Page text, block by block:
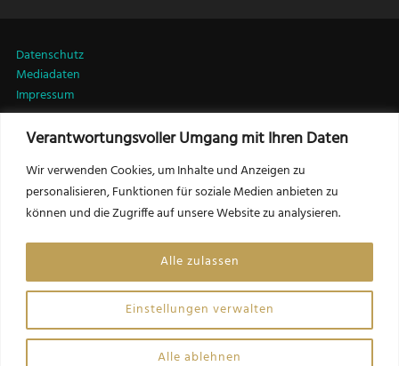
Verantwortungsvoller Umgang mit Ihren Daten
Wir verwenden Cookies, um Inhalte und Anzeigen zu
personalisieren, Funktionen für soziale Medien anbieten zu
können und die Zugriffe auf unsere Website zu analysieren.
Einstellungen verwalten
Alle ablehnen
Alle zulassen
Datenschutz
Mediadaten
Impressum
LinkedIn
Friedrich Csörgits, MSc MRICS
Herausgeber LEADERSNET Immobilien
f.csoergits@leadersnet.com
Website by Opinion Leaders Network GmbH